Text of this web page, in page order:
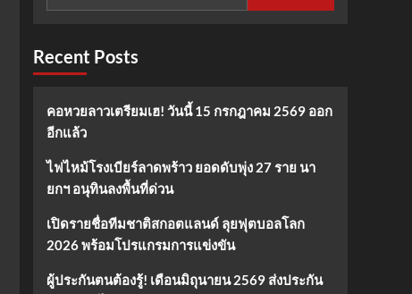
Recent Posts
คอหวยลาวเตรียมเฮ! วันนี้ 15 กรกฎาคม 2569 ออก
อีกแล้ว
ไฟไหม้โรงเบียร์ลาดพร้าว ยอดดับพุ่ง 27 ราย นา
ยกฯ อนุทินลงพื้นที่ด่วน
เปิดรายชื่อทีมชาติสกอตแลนด์ ลุยฟุตบอลโลก
2026 พร้อมโปรแกรมการแข่งขัน
ผู้ประกันตนต้องรู้! เดือนมิถุนายน 2569 ส่งประกัน